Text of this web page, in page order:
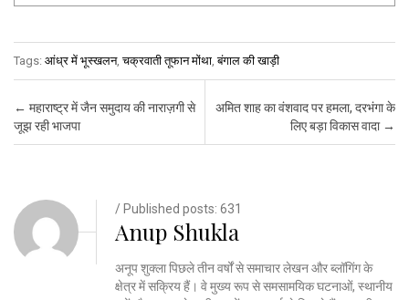
Tags: आंध्र में भूस्खलन,चक्रवाती तूफान मोंथा ,बंगाल की खाड़ी
Post navigation
← महाराष्ट्र में जैन समुदाय की नाराज़गी से
जूझ रही भाजपा
अमित शाह का वंशवाद पर हमला, दरभंगा के
लिए बड़ा विकास वादा →
/ Published posts: 631
Anup Shukla
अनूप शुक्ला पिछले तीन वर्षों से समाचार लेखन और ब्लॉगिंग के
क्षेत्र में सक्रिय हैं। वे मुख्य रूप से समसामयिक घटनाओं, स्थानीय